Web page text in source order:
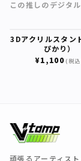
この推しのデジタ
3Dアクリルスタン
ぴかり）
¥1,100(税
頑張るアーティスト